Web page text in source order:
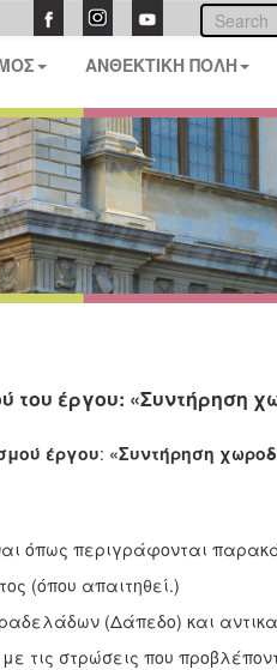
ΑΝΘΕΚΤΙΚΗ ΠΟΛΗ
του έργου: «Συντήρηση
έργου: «Συντήρηση
όπως περιγράφονται
(όπου απαιτηθεί.)
(Δάπεδο) και
τις στρώσεις που